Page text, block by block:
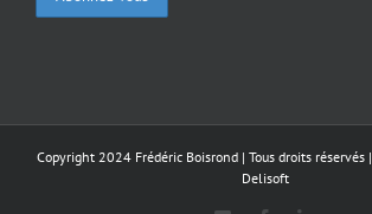
Copyright 2024 Frédéric Boisrond | Tous droits réservés |
Delisoft